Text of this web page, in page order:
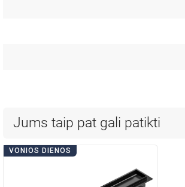
Jums taip pat gali patikti
VONIOS DIENOS